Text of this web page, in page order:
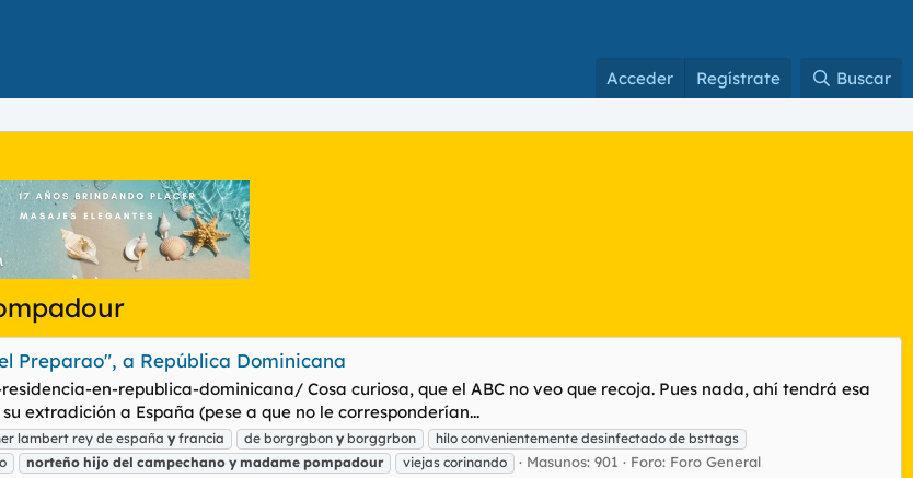
Acceder Regístrate Buscar
Preparao", a República Dominicana
en-republica-dominicana/ Cosa curiosa, que el ABC no veo que recoja. Pues nada, ahí tendrá esa
extradición a España (pese a que no le corresponderían...
lambert rey de españa y francia de borgrgbon y borggrbon
hilo convenientemente desinfectado de bsttags
norteño hijo del campechano y madame pompadour viejas corinando Masunos: 901 Foro: Foro General